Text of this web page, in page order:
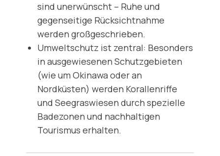
sind unerwünscht – Ruhe und
gegenseitige Rücksichtnahme
werden großgeschrieben.
Umweltschutz ist zentral: Besonders
in ausgewiesenen Schutzgebieten
(wie um Okinawa oder an
Nordküsten) werden Korallenriffe
und Seegraswiesen durch spezielle
Badezonen und nachhaltigen
Tourismus erhalten.